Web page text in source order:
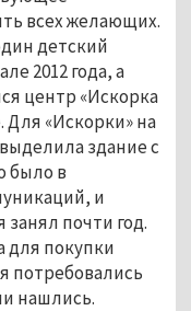
всех желающих.
детский
2012 года, а
центр «Искорка
Для «Искорки» на
здание с
было в
и
почти год.
для покупки
потребовались
нашлись.